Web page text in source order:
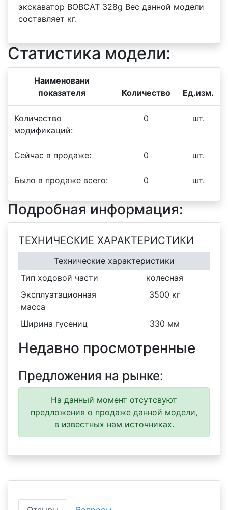
экскаватор BOBCAT 328g Вес данной модели
составляет кг.
Статистика модели:
Наименовани
показателя
Количество Ед.изм.
Количество
модификаций:
0 шт.
Сейчас в продаже: 0 шт.
Было в продаже всего: 0 шт.
Подробная информация:
ТЕХНИЧЕСКИЕ ХАРАКТЕРИСТИКИ
Технические характеристики
Тип ходовой части
колесная
Эксплуатационная
масса
3500 кг
Ширина гусениц 330 мм
Недавно просмотренные
Предложения на рынке:
На данный момент отсутсвуют
предложения о продаже данной модели,
в известных нам источниках.